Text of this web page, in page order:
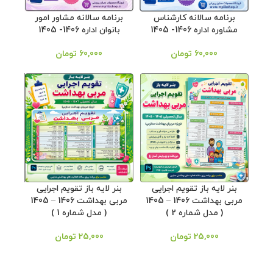
برنامه سالانه کارشناس
مشاوره اداره 1406- 1405
60,000 تومان
برنامه سالانه مشاور امور
بانوان اداره 1406- 1405
60,000 تومان
بنر لایه باز تقویم اجرایی
مربی بهداشت 1406 – 1405
( مدل شماره 2 )
25,000 تومان
بنر لایه باز تقویم اجرایی
مربی بهداشت 1406 – 1405
( مدل شماره 1 )
25,000 تومان